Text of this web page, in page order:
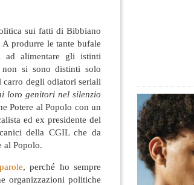
sui fatti di Bibbiano
produrre le tante bufale
ad alimentare gli istinti
si sono distinti solo
carro degli odiatori seriali
loro genitori nel silenzio
Potere al Popolo con un
ed ex presidente del
della CGIL che da
al Popolo.
, perché ho sempre
organizzazioni politiche